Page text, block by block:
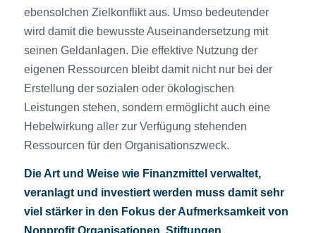
ebensolchen Zielkonflikt aus. Umso bedeutender
wird damit die bewusste Auseinandersetzung mit
seinen Geldanlagen. Die effektive Nutzung der
eigenen Ressourcen bleibt damit nicht nur bei der
Erstellung der sozialen oder ökologischen
Leistungen stehen, sondern ermöglicht auch eine
Hebelwirkung aller zur Verfügung stehenden
Ressourcen für den Organisationszweck.
Die Art und Weise wie Finanzmittel verwaltet,
veranlagt und investiert werden muss damit sehr
viel stärker in den Fokus der Aufmerksamkeit von